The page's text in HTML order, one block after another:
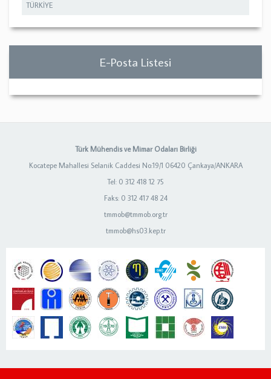
TÜRKİYE
E-Posta Listesi
Türk Mühendis ve Mimar Odaları Birliği
Kocatepe Mahallesi Selanik Caddesi No:19/1 06420 Çankaya/ANKARA
Tel: 0 312 418 12 75
Faks: 0 312 417 48 24
tmmob@tmmob.org.tr
tmmob@hs03.kep.tr